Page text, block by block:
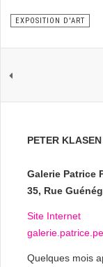
EXPOSITION D'ART
PETER
Galerie Patrice
35, Rue
Site Internet
Quelques mois